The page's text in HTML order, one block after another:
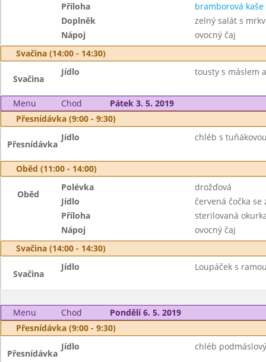
Příloha
bramborová kaše
Doplněk
zelný salát s
Nápoj
ovocný čaj
Svačina (14:00 - 14:30)
Svačina
Jídlo tousty s máslem
Menu Chod
Pátek 3. 5. 2019
Přesnídávka (9:00 - 9:30)
Přesnídávka
Jídlo chléb s
Oběd (11:00 - 14:00)
Oběd
Polévka
drožďová
Jídlo
červená čočka se
Příloha
sterilovaná
Nápoj
ovocný čaj
Svačina (14:00 - 14:30)
Svačina
Jídlo Loupáček s
Menu Chod
Pondělí 6. 5. 2019
Přesnídávka (9:00 - 9:30)
Přesnídávka
Jídlo chléb